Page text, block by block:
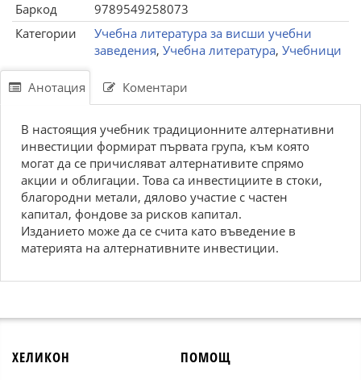
Баркод
9789549258073
Категории
Учебна литература за висши учебни
заведения, Учебна литература, Учебници
Анотация Коментари
В настоящия учебник традиционните алтернативни
инвестиции формират първата група, към която
могат да се причисляват алтернативите спрямо
акции и облигации. Това са инвестициите в стоки,
благородни метали, дялово участие с частен
капитал, фондове за рисков капитал.
Изданието може да се счита като въведение в
материята на алтернативните инвестиции.
ХЕЛИКОН ПОМОЩ